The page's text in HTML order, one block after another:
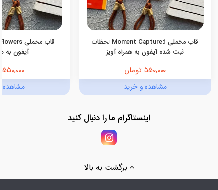
قاب مخملی Moment Captured لحظات
ثبت شده آیفون به همراه آویز
550,000 تومان
مشاهده و خرید
آیفون به
550,000 تومان
مشاهده
اینستاگرام ما را دنبال کنید
برگشت به بالا